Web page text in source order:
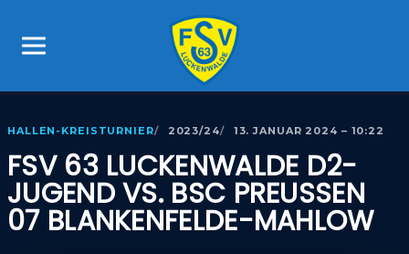
HALLEN-KREISTURNIER 2023/24 13. JANUAR 2024 – 10:22
FSV 63 LUCKENWALDE D2-
JUGEND VS. BSC PREUSSEN 0
7 BLANKENFELDE-MAHLOW